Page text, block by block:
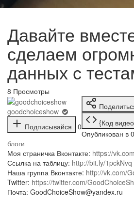
Давайте
сделаем
данных с
8 Просмотры
goodchoiceshow
Подписывайся
0
{Код
Опубликован в
блоги
Моя страничка Вконтакте: https://
Ссылка на таблицу: http://bit.ly/1pckNvq
Наша группа Вконтакте: http://vk.com/
Twitter: https://twitter.com/
Почта: GoodChoiceShow@yandex.ru